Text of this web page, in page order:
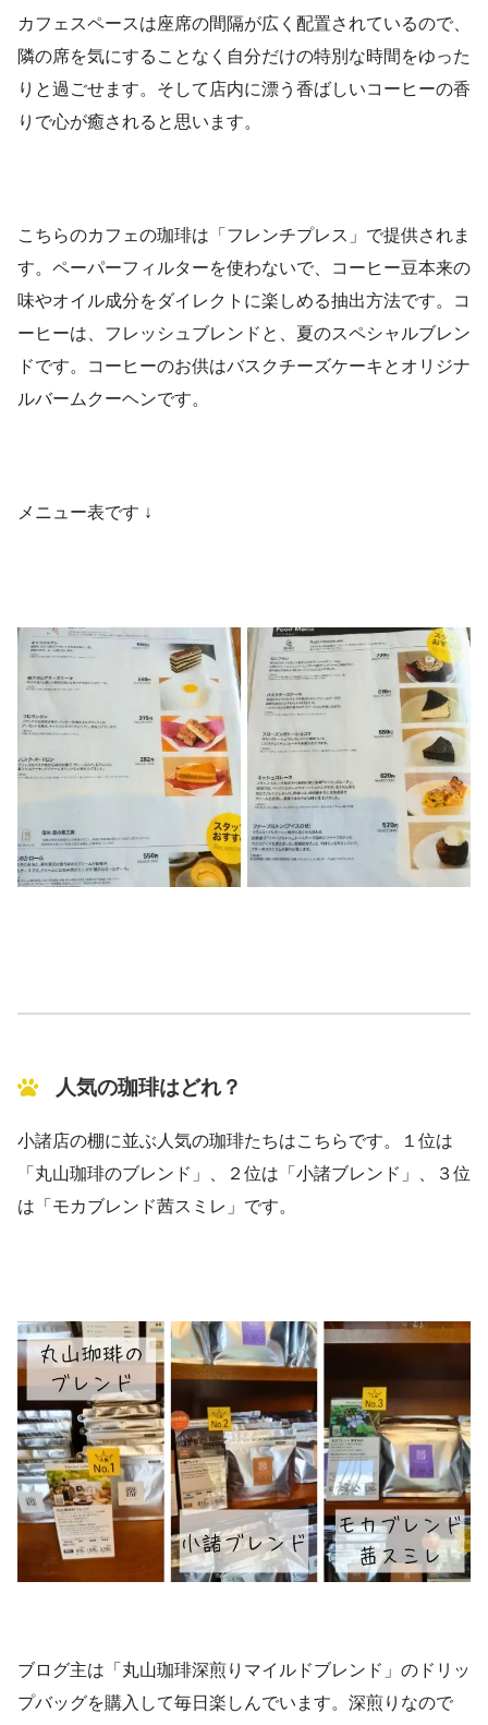
カフェスペースは座席の間隔が広く配置されているので、
隣の席を気にすることなく自分だけの特別な時間をゆった
りと過ごせます。そして店内に漂う香ばしいコーヒーの香
りで心が癒されると思います。
こちらのカフェの珈琲は「フレンチプレス」で提供されま
す。ペーパーフィルターを使わないで、コーヒー豆本来の
味やオイル成分をダイレクトに楽しめる抽出方法です。コ
ーヒーは、フレッシュブレンドと、夏のスペシャルブレン
ドです。コーヒーのお供はバスクチーズケーキとオリジナ
ルバームクーヘンです。
メニュー表です ↓
人気の珈琲はどれ？
小諸店の棚に並ぶ人気の珈琲たちはこちらです。１位は
「丸山珈琲のブレンド」、２位は「小諸ブレンド」、３位
は「モカブレンド茜スミレ」です。
ブログ主は「丸山珈琲深煎りマイルドブレンド」のドリッ
プバッグを購入して毎日楽しんでいます。深煎りなので